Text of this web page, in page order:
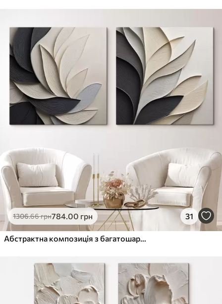
1306.66грн784.00 грн 31
Абстрактна композиція з багатошарового листя, вигнутих форм у чорному, білому та бежевому кольорах, фактурне мистецтво